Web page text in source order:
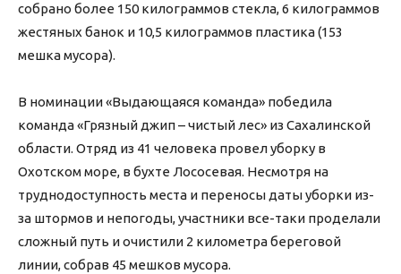
собрано более 150 килограммов стекла, 6 килограммов
жестяных банок и 10,5 килограммов пластика (153
мешка мусора).
В номинации «Выдающаяся команда» победила
команда «Грязный джип – чистый лес» из Сахалинской
области. Отряд из 41 человека провел уборку в
Охотском море, в бухте Лососевая. Несмотря на
труднодоступность места и переносы даты уборки из-
за штормов и непогоды, участники все-таки проделали
сложный путь и очистили 2 километра береговой
линии, собрав 45 мешков мусора.